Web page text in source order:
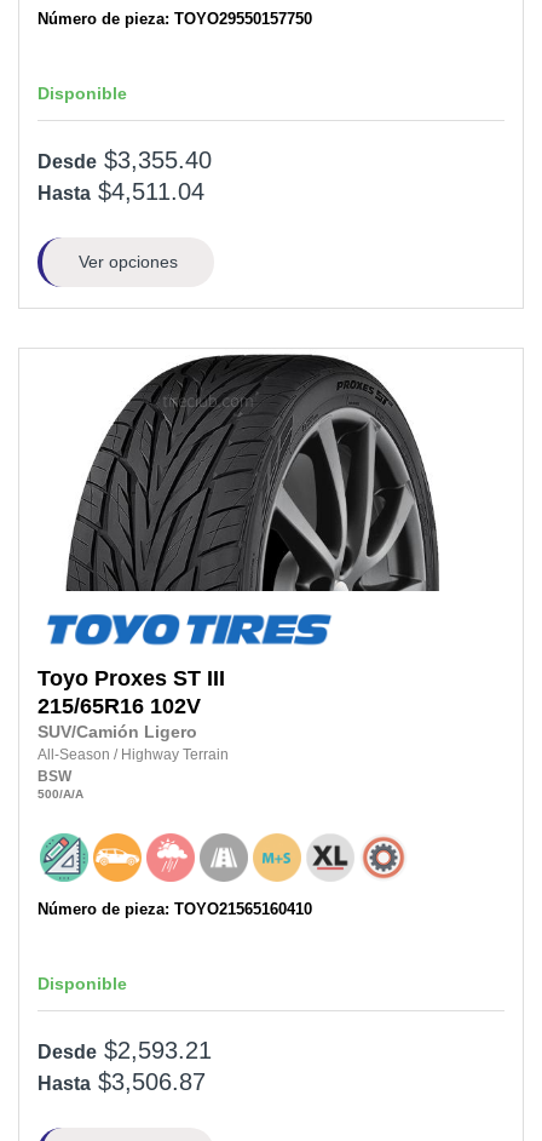
Número de pieza: TOYO29550157750
Disponible
Desde $3,355.40
Hasta $4,511.04
Ver opciones
Toyo Proxes ST III
215/65R16 102V
SUV/Camión Ligero
All-Season / Highway Terrain
BSW
500/A/A
Número de pieza: TOYO21565160410
Disponible
Desde $2,593.21
Hasta $3,506.87